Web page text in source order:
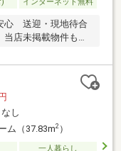
心 送迎・現地待合
店未掲載物件もご
なし
ム（37.83m2）
一人暮らし